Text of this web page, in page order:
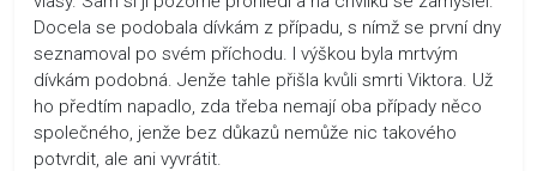
Docela se podobala dívkám z případu, s nímž se první dny
seznamoval po svém příchodu. I výškou byla mrtvým
dívkám podobná. Jenže tahle přišla kvůli smrti Viktora. Už
ho předtím napadlo, zda třeba nemají oba případy něco
společného, jenže bez důkazů nemůže nic takového
potvrdit, ale ani vyvrátit.